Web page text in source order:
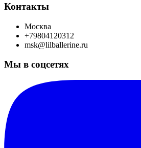
Контакты
Москва
+79804120312
msk@lilballerine.ru
Мы в соцсетях